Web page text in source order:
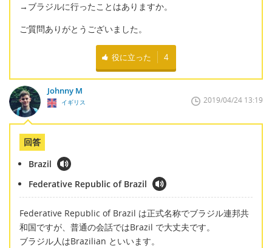
→ブラジルに行ったことはありますか。
ご質問ありがとうございました。
役に立った 4
Johnny M
イギリス 2019/04/24 13:19
回答
Brazil
Federative Republic of Brazil
Federative Republic of Brazil は正式名称でブラジル連邦共
和国ですが、普通の会話ではBrazil で大丈夫です。
ブラジル人はBrazilian といいます。